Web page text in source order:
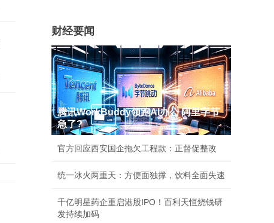
财经要闻
腾讯WorkBuddy领跑AI办公 阿里字节
急了?
官方回应西安国企拖欠工程款：正督促整改
统一冰火两重天：方便面独撑，饮料全面失速
千亿明星药企重启港股IPO！百利天恒烧钱研
发持续加码